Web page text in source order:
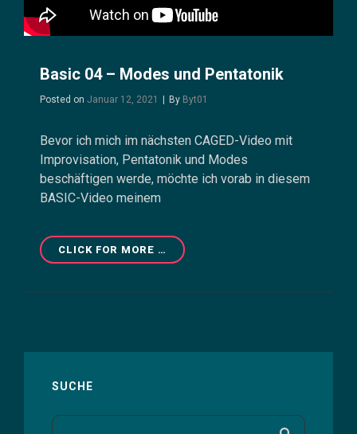
Basic 04 – Modes und Pentatonik
Posted on Januar 12, 2021 By Byline
Byt01
Bevor ich mich im nächsten CAGED-Video mit
Improvisation, Pentatonik und Modes
beschäftigen werde, möchte ich vorab in diesem
BASIC-Video meinem
CLICK FOR MORE … BASIC
04
SUCHE
Search